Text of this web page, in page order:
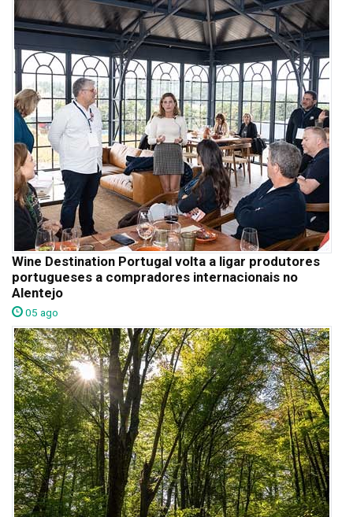
Wine Destination Portugal volta a ligar produtores
portugueses a compradores internacionais no
Alentejo
05 ago